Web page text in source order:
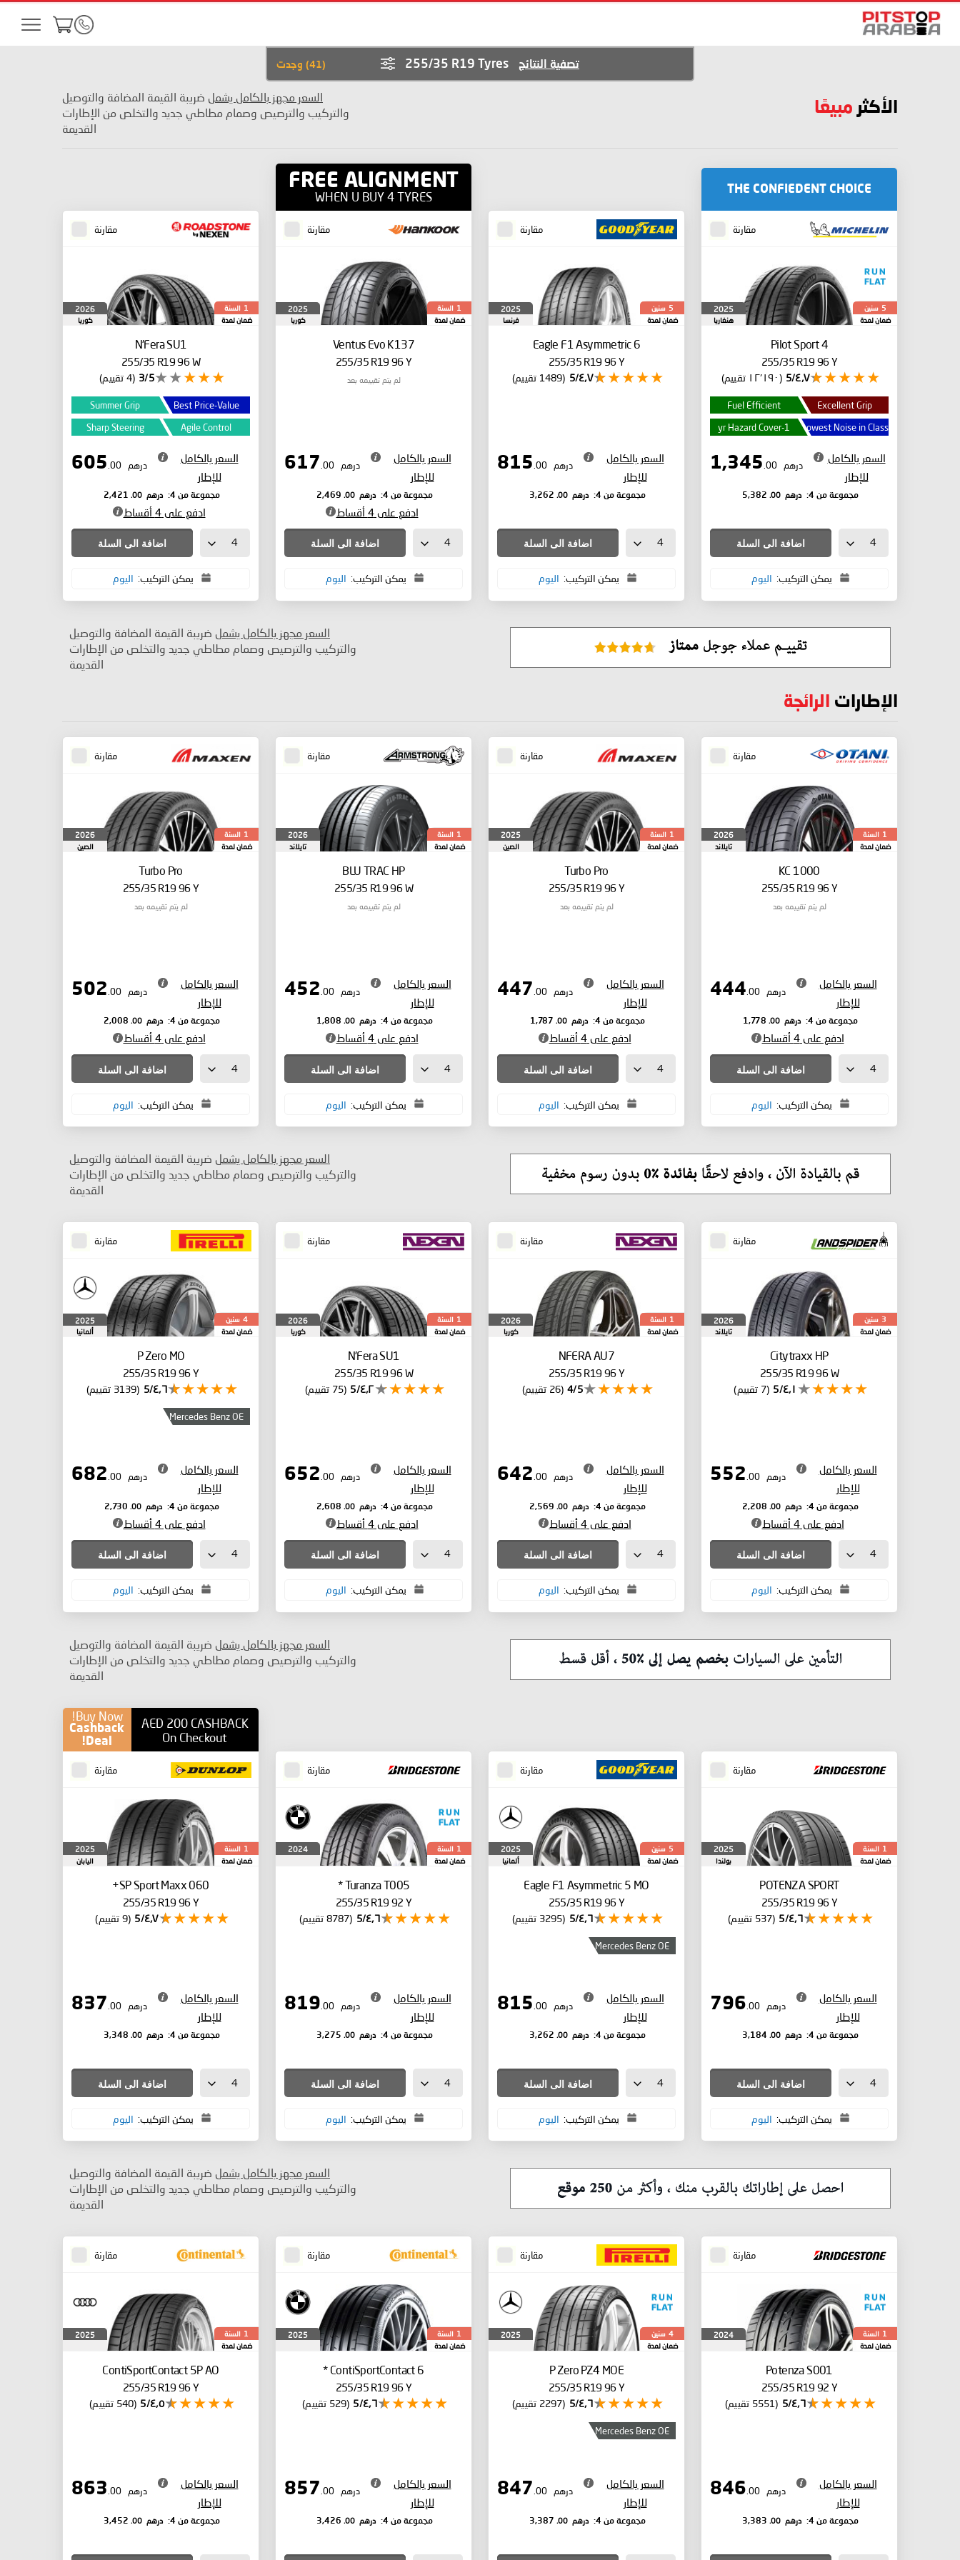
(
41
) وجدت تصفية النتائج 255/35 R19 Tyres
الأكثر مبيعًا
السعر مجهز بالكامل يشمل ضريبة القيمة المضافة والتوصيل
والتركيب والترصيص وصمام مطاطي جديد والتخلص من الإطارات
القديمة
THE CONFIEDENT CHOICE
مقارنة
5 سنين
ضمان لمدة
2025
هنغاريا
Pilot Sport 4
255/35 R19 96 Y
٤٫٧/5 (١٢٬١٩٠ تقييم)
Excellent Grip
Fuel Efficient
Lowest Noise in Class
1-yr Hazard Cover
السعر بالكامل
للإطار
درهم .00
مجموعة من 4: درهم .00
اضافة الى السلة
يمكن التركيب: اليوم
مقارنة
5 سنين
ضمان لمدة
2025
فرنسا
Eagle F1 Asymmetric 6
255/35 R19 96 Y
٤٫٧/5 (1489 تقييم)
السعر بالكامل
للإطار
درهم .00
مجموعة من 4: درهم .00
اضافة الى السلة
يمكن التركيب: اليوم
FREE ALIGNMENT
WHEN U BUY 4 TYRES
مقارنة
1 السنة
ضمان لمدة
2025
كوريا
Ventus Evo K137
255/35 R19 96 Y
لم يتم تقييمه بعد
السعر بالكامل
للإطار
درهم .00
مجموعة من 4: درهم .00
ادفع على 4 أقساط
اضافة الى السلة
يمكن التركيب: اليوم
مقارنة
1 السنة
ضمان لمدة
2026
كوريا
N'Fera SU1
255/35 R19 96 W
3/5 (4 تقييم)
Best Price-Value
Summer Grip
Agile Control
Sharp Steering
السعر بالكامل
للإطار
درهم .00
مجموعة من 4: درهم .00
ادفع على 4 أقساط
اضافة الى السلة
يمكن التركيب: اليوم
السعر مجهز بالكامل يشمل ضريبة القيمة المضافة والتوصيل
والتركيب والترصيص وصمام مطاطي جديد والتخلص من الإطارات
القديمة
الإطارات الرائجة
مقارنة
1 السنة
ضمان لمدة
2026
تايلاند
KC 1000
255/35 R19 96 Y
لم يتم تقييمه بعد
السعر بالكامل
للإطار
درهم .00
مجموعة من 4: درهم .00
ادفع على 4 أقساط
اضافة الى السلة
يمكن التركيب: اليوم
مقارنة
1 السنة
ضمان لمدة
2025
الصين
Turbo Pro
255/35 R19 96 Y
لم يتم تقييمه بعد
السعر بالكامل
للإطار
درهم .00
مجموعة من 4: درهم .00
ادفع على 4 أقساط
اضافة الى السلة
يمكن التركيب: اليوم
مقارنة
1 السنة
ضمان لمدة
2026
تايلاند
BLU TRAC HP
255/35 R19 96 W
لم يتم تقييمه بعد
السعر بالكامل
للإطار
درهم .00
مجموعة من 4: درهم .00
ادفع على 4 أقساط
اضافة الى السلة
يمكن التركيب: اليوم
مقارنة
1 السنة
ضمان لمدة
2026
الصين
Turbo Pro
255/35 R19 96 Y
لم يتم تقييمه بعد
السعر بالكامل
للإطار
درهم .00
مجموعة من 4: درهم .00
ادفع على 4 أقساط
اضافة الى السلة
يمكن التركيب: اليوم
السعر مجهز بالكامل يشمل ضريبة القيمة المضافة والتوصيل
والتركيب والترصيص وصمام مطاطي جديد والتخلص من الإطارات
القديمة
مقارنة
3 سنين
ضمان لمدة
2026
تايلاند
Citytraxx HP
255/35 R19 96 W
٤٫١/5 (7 تقييم)
السعر بالكامل
للإطار
درهم .00
مجموعة من 4: درهم .00
ادفع على 4 أقساط
اضافة الى السلة
يمكن التركيب: اليوم
مقارنة
1 السنة
ضمان لمدة
2026
كوريا
NFERA AU7
255/35 R19 96 Y
4/5 (26 تقييم)
السعر بالكامل
للإطار
درهم .00
مجموعة من 4: درهم .00
ادفع على 4 أقساط
اضافة الى السلة
يمكن التركيب: اليوم
مقارنة
1 السنة
ضمان لمدة
2026
كوريا
N'Fera SU1
255/35 R19 96 W
٤٫٢/5 (75 تقييم)
السعر بالكامل
للإطار
درهم .00
مجموعة من 4: درهم .00
ادفع على 4 أقساط
اضافة الى السلة
يمكن التركيب: اليوم
مقارنة
4 سنين
ضمان لمدة
2025
ألمانيا
P Zero MO
255/35 R19 96 Y
٤٫٦/5 (3139 تقييم)
Mercedes Benz OE
السعر بالكامل
للإطار
درهم .00
مجموعة من 4: درهم .00
ادفع على 4 أقساط
اضافة الى السلة
يمكن التركيب: اليوم
السعر مجهز بالكامل يشمل ضريبة القيمة المضافة والتوصيل
والتركيب والترصيص وصمام مطاطي جديد والتخلص من الإطارات
القديمة
مقارنة
1 السنة
ضمان لمدة
2025
بولندا
POTENZA SPORT
255/35 R19 96 Y
٤٫٦/5 (537 تقييم)
السعر بالكامل
للإطار
درهم .00
مجموعة من 4: درهم .00
اضافة الى السلة
يمكن التركيب: اليوم
مقارنة
5 سنين
ضمان لمدة
2025
ألمانيا
Eagle F1 Asymmetric 5 MO
255/35 R19 96 Y
٤٫٦/5 (3295 تقييم)
Mercedes Benz OE
السعر بالكامل
للإطار
درهم .00
مجموعة من 4: درهم .00
اضافة الى السلة
يمكن التركيب: اليوم
مقارنة
1 السنة
ضمان لمدة
2024
Turanza T005
*
255/35 R19 92 Y
٤٫٦/5 (8787 تقييم)
السعر بالكامل
للإطار
درهم .00
مجموعة من 4: درهم .00
اضافة الى السلة
يمكن التركيب: اليوم
AED 200 CASHBACK
On Checkout
Buy Now!
Cashback
Deal!
مقارنة
1 السنة
ضمان لمدة
2025
اليابان
SP Sport Maxx 060+
255/35 R19 96 Y
٤٫٧/5 (9 تقييم)
السعر بالكامل
للإطار
درهم .00
مجموعة من 4: درهم .00
اضافة الى السلة
يمكن التركيب: اليوم
السعر مجهز بالكامل يشمل ضريبة القيمة المضافة والتوصيل
والتركيب والترصيص وصمام مطاطي جديد والتخلص من الإطارات
القديمة
مقارنة
1 السنة
ضمان لمدة
2024
Potenza S001
255/35 R19 92 Y
٤٫٦/5 (5551 تقييم)
السعر بالكامل
للإطار
درهم .00
مجموعة من 4: درهم .00
مقارنة
4 سنين
ضمان لمدة
2025
P Zero PZ4 MOE
255/35 R19 96 Y
٤٫٦/5 (2297 تقييم)
Mercedes Benz OE
السعر بالكامل
للإطار
درهم .00
مجموعة من 4: درهم .00
مقارنة
1 السنة
ضمان لمدة
2025
ContiSportContact 6
*
255/35 R19 96 Y
٤٫٦/5 (529 تقييم)
السعر بالكامل
للإطار
درهم .00
مجموعة من 4: درهم .00
مقارنة
1 السنة
ضمان لمدة
2025
ContiSportContact 5PAO
255/35 R19 96 Y
٤٫٥/5 (540 تقييم)
السعر بالكامل
للإطار
درهم .00
مجموعة من 4: درهم .00